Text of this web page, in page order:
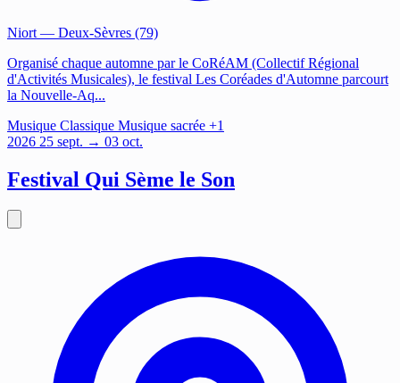
Niort — Deux-Sèvres (79)
Organisé chaque automne par le CoRéAM (Collectif Régional
d'Activités Musicales), le festival Les Coréades d'Automne parcourt
la Nouvelle-Aq...
Musique Classique Musique sacrée +1
2026 25 sept. → 03 oct.
Festival Qui Sème le Son